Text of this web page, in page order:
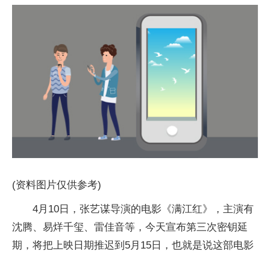
(资料图片仅供参考)
4月10日，张艺谋导演的电影《满江红》，主演有
沈腾、易烊千玺、雷佳音等，今天宣布第三次密钥延
期，将把上映日期推迟到5月15日，也就是说这部电影